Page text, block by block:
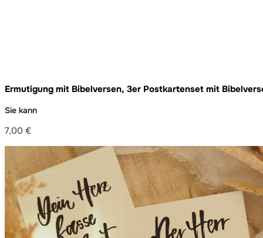
Ermutigung mit Bibelversen, 3er Postkartenset mit
Sie kann
7,00 €